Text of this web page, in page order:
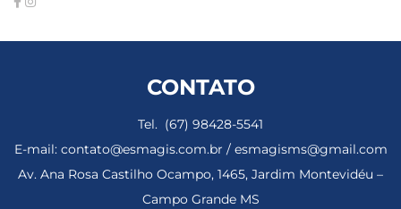
CONTATO
Tel. (67) 98428-5541
E-mail: contato@esmagis.com.br / esmagisms@gmail.com
Av. Ana Rosa Castilho Ocampo, 1465, Jardim Montevidéu –
Campo Grande MS